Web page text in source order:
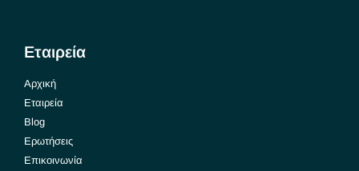
Εταιρεία
Αρχική
Εταιρεία
Blog
Ερωτήσεις
Επικοινωνία